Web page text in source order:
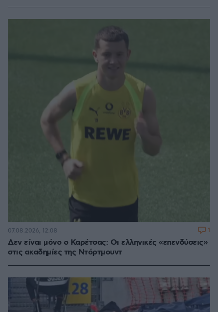
Δεν είναι μόνο ο Καρέτσας: Οι ελληνικές «επενδύσεις»
στις ακαδημίες της Ντόρτμουντ
07.08.2026, 12:08 1